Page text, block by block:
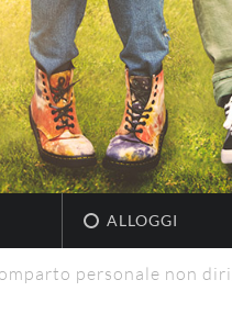
ALLOGGI
personale non